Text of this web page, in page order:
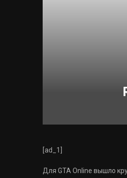
[ad_1]
Для GTA Online вышло